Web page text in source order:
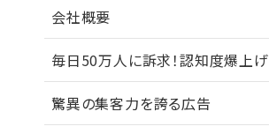
会社概要
毎日50万人に訴求！認知度爆上げ
驚異の集客力を誇る広告